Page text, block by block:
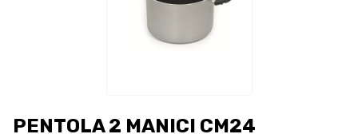
PENTOLA 2 MANICI CM24